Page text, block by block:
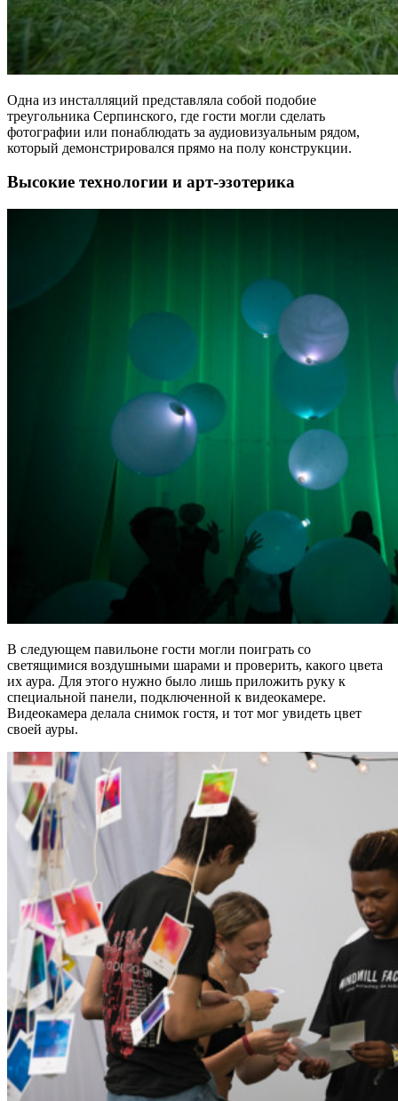
Одна из инсталляций представляла собой подобие
треугольника Серпинского, где гости могли сделать
фотографии или понаблюдать за аудиовизуальным рядом,
который демонстрировался прямо на полу конструкции.
Высокие технологии и арт-эзотерика
В следующем павильоне гости могли поиграть со
светящимися воздушными шарами и проверить, какого цвета
их аура. Для этого нужно было лишь приложить руку к
специальной панели, подключенной к видеокамере.
Видеокамера делала снимок гостя, и тот мог увидеть цвет
своей ауры.